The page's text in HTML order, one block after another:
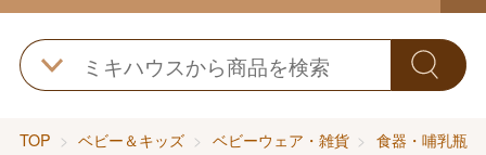
TOP ベビー＆キッズ ベビーウェア・雑貨 食器・哺乳瓶